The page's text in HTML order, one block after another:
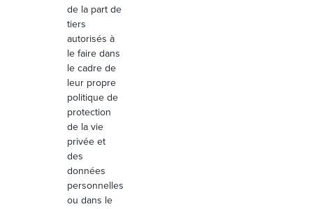
de la part de
tiers
autorisés à
le faire dans
le cadre de
leur propre
politique de
protection
de la vie
privée et
des
données
personnelles
ou dans le